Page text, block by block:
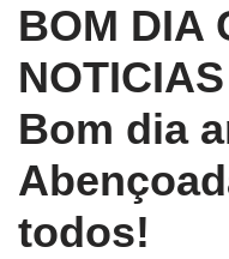
BOM DIA
Bom dia
todos!